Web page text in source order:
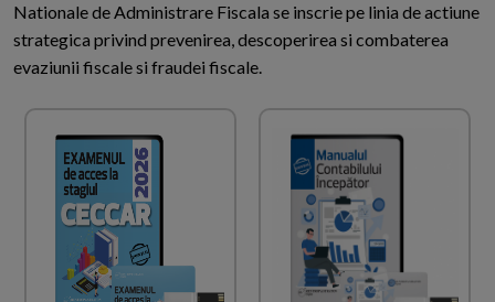
Nationale de Administrare Fiscala se inscrie pe linia de actiune
strategica privind prevenirea, descoperirea si combaterea
evaziunii fiscale si fraudei fiscale.